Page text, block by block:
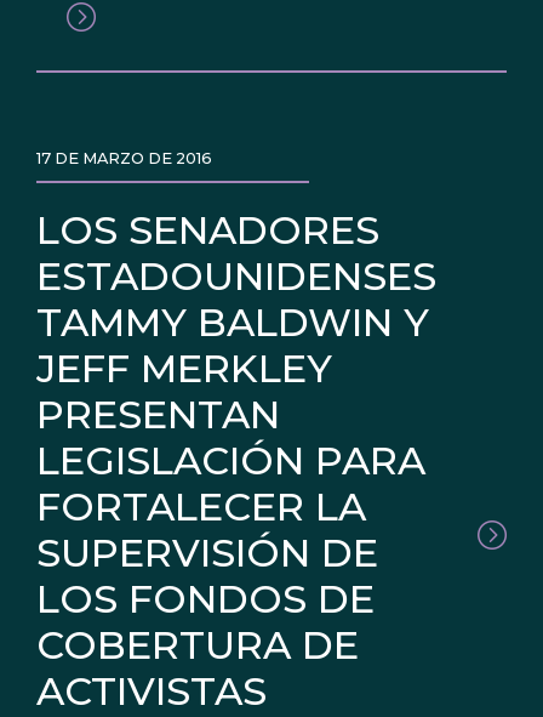
LOS SENADORES
ESTADOUNIDENSES
TAMMY BALDWIN Y
JEFF MERKLEY
PRESENTAN
LEGISLACIÓN PARA
FORTALECER LA
SUPERVISIÓN DE
LOS FONDOS DE
COBERTURA DE
ACTIVISTAS
17 DE MARZO DE 2016